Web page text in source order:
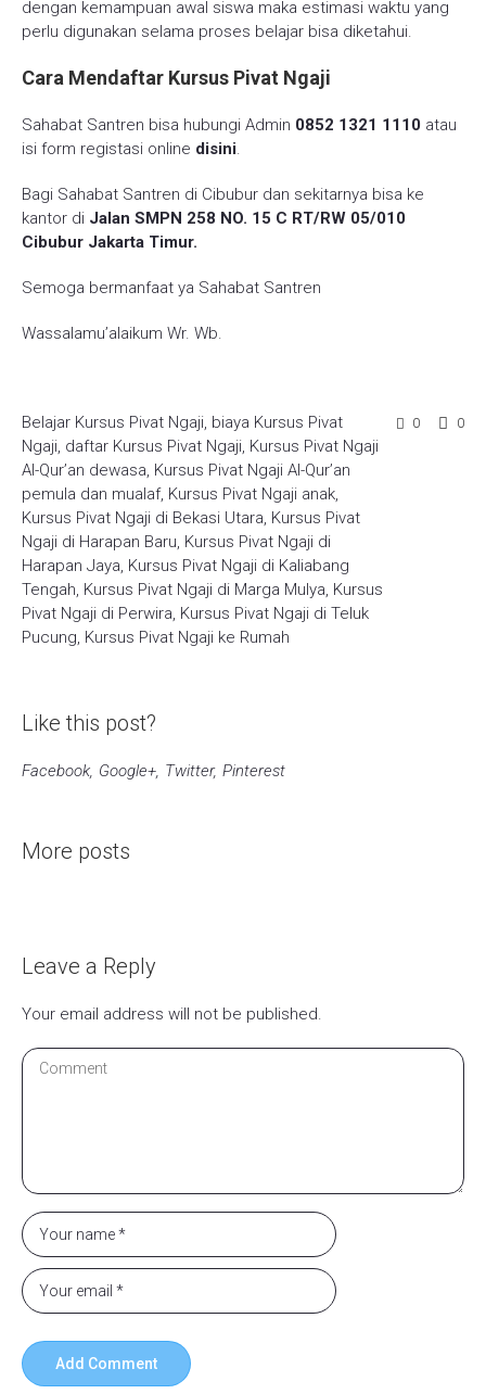
dengan kemampuan awal siswa maka estimasi waktu yang
perlu digunakan selama proses belajar bisa diketahui.
Cara Mendaftar Kursus Pivat Ngaji
Sahabat Santren bisa hubungi Admin 0852 1321 1110 atau
isi form registasi online disini.
Bagi Sahabat Santren di Cibubur dan sekitarnya bisa ke
kantor di Jalan SMPN 258 NO. 15 C RT/RW 05/010
Cibubur Jakarta Timur.
Semoga bermanfaat ya Sahabat Santren
Wassalamu’alaikum Wr. Wb.
Belajar Kursus Pivat Ngaji, biaya Kursus Pivat
Ngaji, daftar Kursus Pivat Ngaji, Kursus Pivat Ngaji
Al-Qur’an dewasa, Kursus Pivat Ngaji Al-Qur’an
pemula dan mualaf, Kursus Pivat Ngaji anak,
Kursus Pivat Ngaji di Bekasi Utara, Kursus Pivat
Ngaji di Harapan Baru, Kursus Pivat Ngaji di
Harapan Jaya, Kursus Pivat Ngaji di Kaliabang
Tengah, Kursus Pivat Ngaji di Marga Mulya, Kursus
Pivat Ngaji di Perwira, Kursus Pivat Ngaji di Teluk
Pucung, Kursus Pivat Ngaji ke Rumah
0 0
Like this post?
Facebook Google+ Twitter Pinterest
More posts
Leave a Reply
Your email address will not be published.